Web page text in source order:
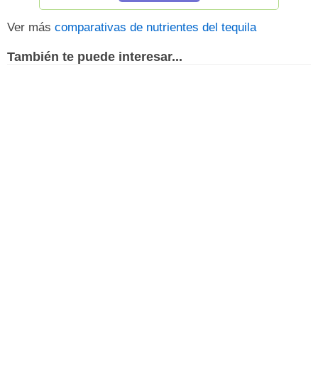
Ver más comparativas de nutrientes del tequila
También te puede interesar...